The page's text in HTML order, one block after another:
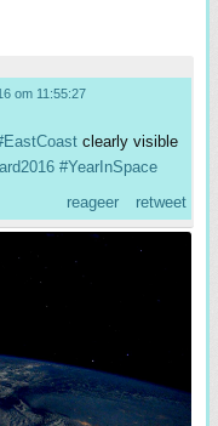
om 11:55:27
clearly visible
#YearInSpace
reageer
retweet